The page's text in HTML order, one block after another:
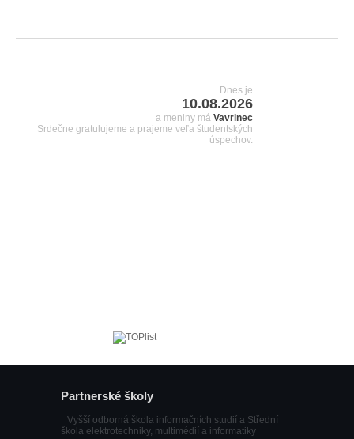
Dnes je
10.08.2026
a meniny má Vavrinec
Srdečne gratulujeme a prajeme veľa študentských
úspechov.
Partnerské školy
Vyšší odborná škola informačních studií a Střední
škola elektrotechniky, multimédií a informatiky